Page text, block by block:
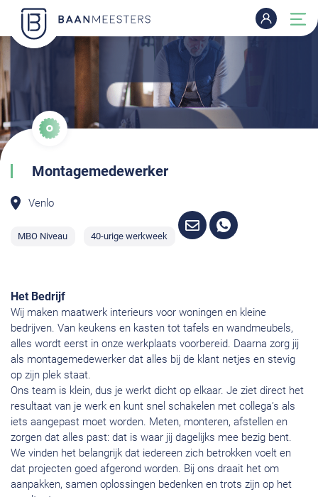
Montagemedewerker
Venlo
MBO Niveau 40-urige werkweek
Het Bedrijf
Wij maken maatwerk interieurs voor woningen en kleine
bedrijven. Van keukens en kasten tot tafels en wandmeubels,
alles wordt eerst in onze werkplaats voorbereid. Daarna zorg jij
als montagemedewerker dat alles bij de klant netjes en stevig
op zijn plek staat.
Ons team is klein, dus je werkt dicht op elkaar. Je ziet direct het
resultaat van je werk en kunt snel schakelen met collega’s als
iets aangepast moet worden. Meten, monteren, afstellen en
zorgen dat alles past: dat is waar jij dagelijks mee bezig bent.
We vinden het belangrijk dat iedereen zich betrokken voelt en
dat projecten goed afgerond worden. Bij ons draait het om
aanpakken, samen oplossingen bedenken en trots zijn op het